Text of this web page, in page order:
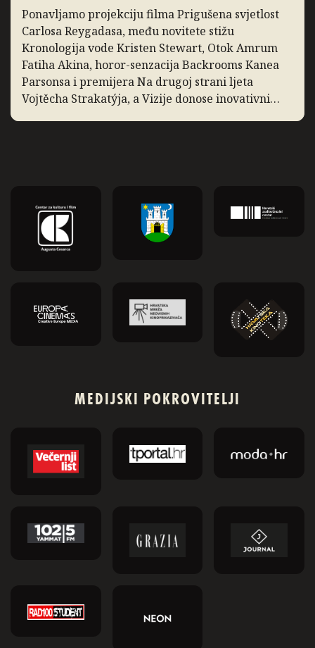
Ponavljamo projekciju filma Prigušena svjetlost
Carlosa Reygadasa, među novitete stižu
Kronologija vode Kristen Stewart, Otok Amrum
Fatiha Akina, horor-senzacija Backrooms Kanea
Parsonsa i premijera Na drugoj strani ljeta
Vojtěcha Strakatýja, a Vizije donose inovativni
MEDIJSKI POKROVITELJI